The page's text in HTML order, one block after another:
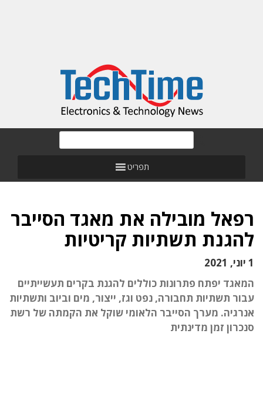
תפריט
רפאל מובילה את מאגד הסייבר
להגנת תשתיות קריטיות
1 יוני, 2021
המאגד יפתח פתרונות כוללים להגנת בקרים תעשייתיים
עבור תשתיות תחבורה, נפט וגז, ייצור, מים וביוב ותשתיות
אנרגיה. מערך הסייבר הלאומי שוקל את הקמתה של רשת
סנכרון זמן מדינתית